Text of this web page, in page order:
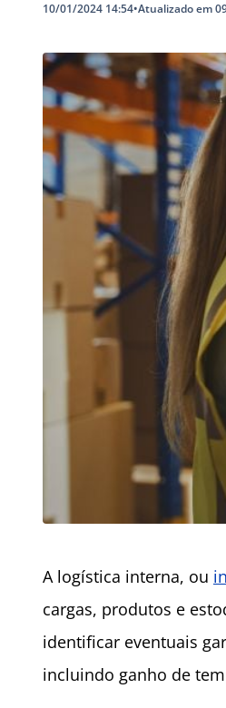
10/01/2024 14:54•Atualizado em
A logística interna, ou
cargas, produtos e
identificar eventuais
incluindo ganho de